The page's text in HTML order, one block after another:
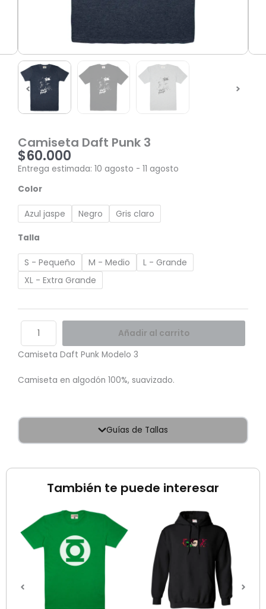
Camiseta Daft Punk 3
$60.000
Entrega estimada: 10 agosto - 11 agosto
Color
Azul jaspe Negro Gris claro
Talla
S - Pequeño M - Medio
L - Grande
XL - Extra Grande
Camiseta
Punk
3
cantidad
Añadir al carrito
Camiseta Daft Punk Modelo 3
Camiseta en algodón 100%, suavizado.
Guías de Tallas
También te puede interesar